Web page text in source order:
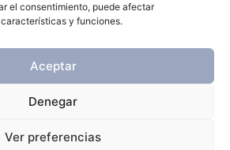
el consentimiento, puede afectar
y funciones.
Aceptar
Denegar
Ver preferencias
los derechos reservados.
Política de privacidad
Política de cookies